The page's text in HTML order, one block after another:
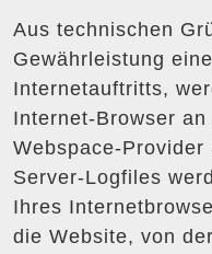
Aus technischen
Gewährleistung
Internetauftritts,
Internet-Browser
Webspace-
Server-Logfiles
Ihres
die Website, von